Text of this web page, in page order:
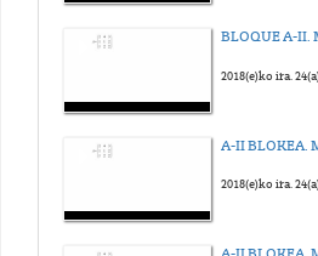
2018(e)ko ira.
2018(e)ko ira.